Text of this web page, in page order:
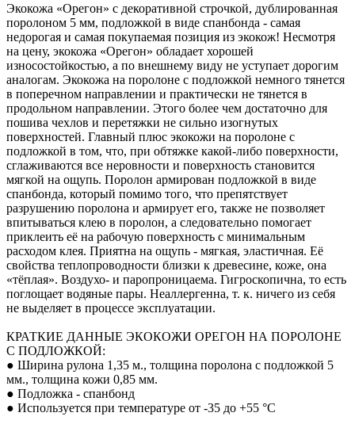
Экокожа «Орегон» с декоративной строчкой, дублированная
поролоном 5 мм, подложкой в виде спанбонда - самая
недорогая и самая покупаемая позиция из экокож! Несмотря
на цену, экокожа «Орегон» обладает хорошей
износостойкостью, а по внешнему виду не уступает дорогим
аналогам. Экокожа на поролоне с подложкой немного тянется
в поперечном направлении и практически не тянется в
продольном направлении. Этого более чем достаточно для
пошива чехлов и перетяжки не сильно изогнутых
поверхностей. Главный плюс экокожи на поролоне с
подложкой в том, что, при обтяжке какой-либо поверхности,
сглаживаются все неровности и поверхность становится
мягкой на ощупь. Поролон армирован подложкой в виде
спанбонда, который помимо того, что препятствует
разрушению поролона и армирует его, также не позволяет
впитываться клею в поролон, а следовательно помогает
приклеить её на рабочую поверхность с минимальным
расходом клея. Приятна на ощупь - мягкая, эластичная. Её
свойства теплопроводности близки к древесине, коже, она
«тёплая». Воздухо- и паропроницаема. Гигроскопична, то есть
поглощает водяные пары. Неаллергенна, т. к. ничего из себя
не выделяет в процессе эксплуатации.
КРАТКИЕ ДАННЫЕ ЭКОКОЖИ ОРЕГОН НА ПОРОЛОНЕ
С ПОДЛОЖКОЙ:
● Ширина рулона 1,35 м., толщина поролона с подложкой 5
мм., толщина кожи 0,85 мм.
● Подложка - спанбонд
● Используется при температуре от -35 до +55 °С